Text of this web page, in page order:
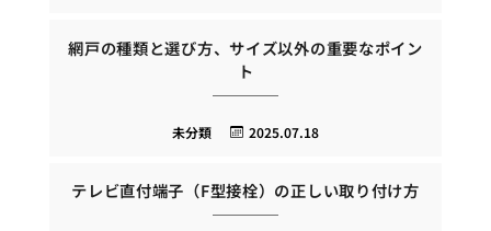
網戸の種類と選び方、サイズ以外の重要なポイン
ト
2025.07.18
未分類
テレビ直付端子（F型接栓）の正しい取り付け方